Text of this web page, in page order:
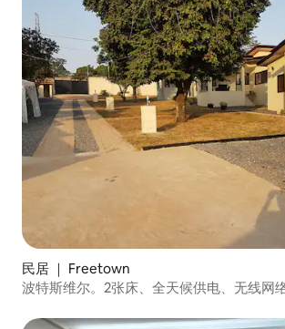
民居 ｜ Freetown
波特斯维尔。2张床、全天候供电、无线网